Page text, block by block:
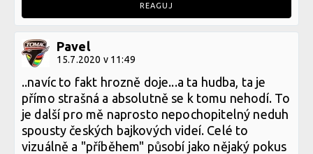
REAGUJ
Pavel
15.7.2020 v 11:49
..navíc to fakt hrozně doje...a ta hudba, ta je
přímo strašná a absolutně se k tomu nehodí. To
je další pro mě naprosto nepochopitelný neduh
spousty českých bajkových videí. Celé to
vizuálně a "příběhem" působí jako nějaký pokus